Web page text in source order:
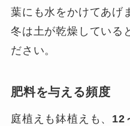
葉にも水をかけてあげ
冬は土が乾燥している
ださい。
肥料を与える頻度
庭植えも鉢植えも、 12